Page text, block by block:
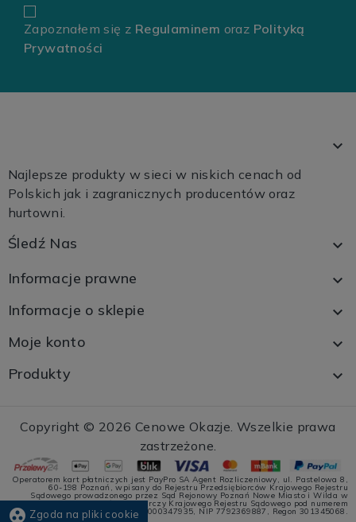
Zapoznałem się z Regulaminem oraz Polityką
Prywatności

Najlepsze produkty w sieci w niskich cenach od
Polskich jak i zagranicznych producentów oraz
hurtowni.
Śledź Nas 
Informacje prawne 
Informacje o sklepie 
Moje konto 
Produkty 
Copyright © 2026Cenowe Okazje. Wszelkie prawa
zastrzeżone.
Operatorem kart płatniczych jest PayPro SA Agent Rozliczeniowy, ul. Pastelowa 8,
60-198 Poznań, wpisany do Rejestru Przedsiębiorców Krajowego Rejestru
Sądowego prowadzonego przez Sąd Rejonowy Poznań Nowe Miasto i Wilda w
Poznaniu, VIII Wydział Gospodarczy Krajowego Rejestru Sądowego pod numerem
KRS 0000347935, NIP 7792369887, Regon 301345068.
group_work Zgoda na pliki cookie